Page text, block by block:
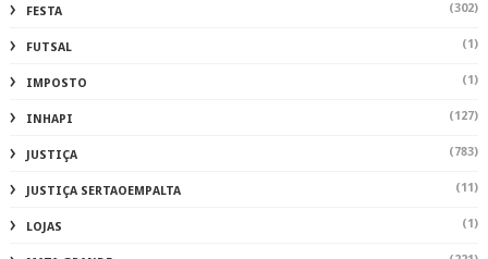
FESTA (302)
FUTSAL (1)
IMPOSTO (1)
INHAPI (127)
JUSTIÇA (783)
JUSTIÇA SERTAOEMPALTA (11)
LOJAS (1)